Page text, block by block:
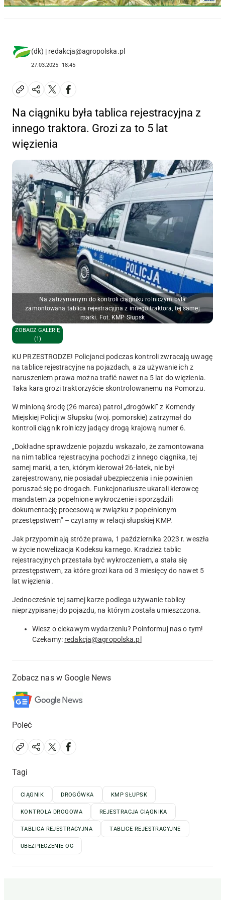
(dk) | redakcja@agropolska.pl
27.03.2025 18:45
Na ciągniku była tablica rejestracyjna z
innego traktora. Grozi za to 5 lat
więzienia
Na zatrzymanym do kontroli ciągniku rolniczym była
zamontowana tablica rejestracyjna z innego traktora, tej samej
marki. Fot. KMP Słupsk
ZOBACZ GALERIĘ
(1)
KU PRZESTRODZE! Policjanci podczas kontroli zwracają uwagę
na tablice rejestracyjne na pojazdach, a za używanie ich z
naruszeniem prawa można trafić nawet na 5 lat do więzienia.
Taka kara grozi traktorzyście skontrolowanemu na Pomorzu.
W minioną środę (26 marca) patrol „drogówki” z Komendy
Miejskiej Policji w Słupsku (woj. pomorskie)zatrzymał do
kontroli ciągnik rolniczy jadący drogą krajową numer 6.
„Dokładne sprawdzenie pojazdu wskazało, żezamontowana
na nim tablica rejestracyjna pochodzi z innego ciągnika, tej
samej marki, a ten, którym kierował 26-latek, nie był
zarejestrowany, nie posiadał ubezpieczenia i nie powinien
poruszać się po drogach. Funkcjonariusze ukarali kierowcę
mandatem za popełnione wykroczenie i sporządzili
dokumentację procesową w związku z popełnionym
przestępstwem” – czytamy w relacji słupskiej KMP.
Jak przypominają stróże prawa, 1 października 2023 r. weszła
w życie nowelizacja Kodeksu karnego. Kradzież tablic
rejestracyjnych przestała być wykroczeniem, a stała się
przestępstwem, za które grozi kara od 3 miesięcy do nawet 5
lat więzienia.
Jednocześnie tej samej karze podlega używanie tablicy
nieprzypisanej do pojazdu, na którym została umieszczona.
Wiesz o ciekawym wydarzeniu? Poinformuj nas o tym!
Czekamy: redakcja@agropolska.pl
Zobacz nas w Google News
Poleć
Tagi
CIĄGNIK DROGÓWKA KMP SŁUPSK
KONTROLA DROGOWA REJESTRACJA CIĄGNIKA
TABLICA REJESTRACYJNA TABLICE REJESTRACYJNE
UBEZPIECZENIE OC